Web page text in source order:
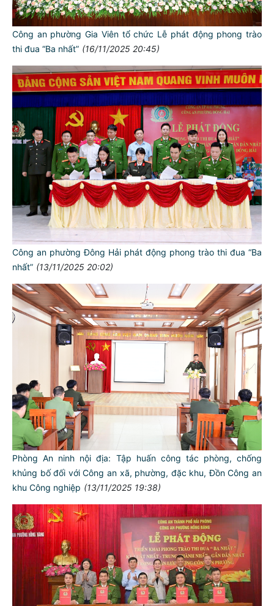
Công an phường Gia Viên tổ chức Lễ phát động phong trào
thi đua “Ba nhất” (16/11/2025 20:45)
Công an phường Đông Hải phát động phong trào thi đua “Ba
nhất” (13/11/2025 20:02)
Phòng An ninh nội địa: Tập huấn công tác phòng, chống
khủng bố đối với Công an xã, phường, đặc khu, Đồn Công an
khu Công nghiệp (13/11/2025 19:38)